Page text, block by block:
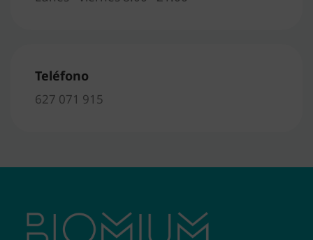
Teléfono
627 071 915